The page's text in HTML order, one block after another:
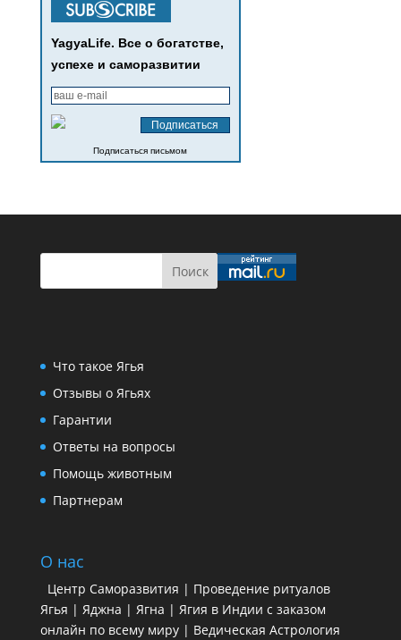
YagyaLife. Все о богатстве,
успехе и саморазвитии
Подписаться письмом
Что такое Ягья
Отзывы о Ягьях
Гарантии
Ответы на вопросы
Помощь животным
Партнерам
О нас
Центр Саморазвития | Проведение ритуалов
Ягья | Яджна | Ягна | Ягия в Индии с заказом
онлайн по всему миру | Ведическая Астрология